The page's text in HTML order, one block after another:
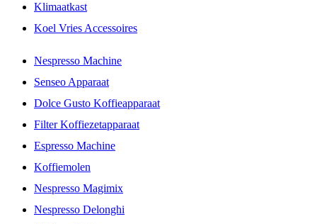
Klimaatkast
Koel Vries Accessoires
Nespresso Machine
Senseo Apparaat
Dolce Gusto Koffieapparaat
Filter Koffiezetapparaat
Espresso Machine
Koffiemolen
Nespresso Magimix
Nespresso Delonghi